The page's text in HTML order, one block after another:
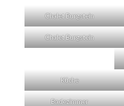
Chalet Burgstein
Chalet Burgstein
Küche
Badezimmer